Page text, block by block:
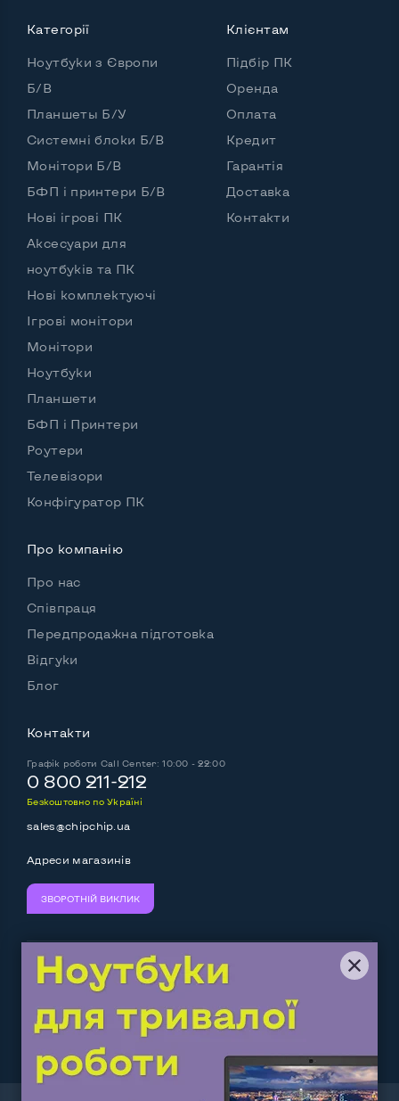
Категорії
Ноутбуки з Європи
Б/В
Планшеты Б/У
Системні блоки Б/В
Монітори Б/В
БФП і принтери Б/В
Нові ігрові ПК
Аксесуари для
ноутбуків та ПК
Нові комплектуючі
Ігрові монітори
Монітори
Ноутбуки
Планшети
БФП і Принтери
Роутери
Телевізори
Конфігуратор ПК
Клієнтам
Підбір ПК
Оренда
Оплата
Кредит
Гарантія
Доставка
Контакти
Про компанію
Про нас
Співпраця
Передпродажна підготовка
Відгуки
Блог
Контакти
Графік роботи Call Center: 10:00 - 22:00
0 800 211-212
Безкоштовно по Україні
sales@chipchip.ua
Адреси магазинів
ЗВОРОТНІЙ ВИКЛИК
Ми приймаємо: Слідкуйте за нами:
Work.ua — самий кльовий
наш партнер